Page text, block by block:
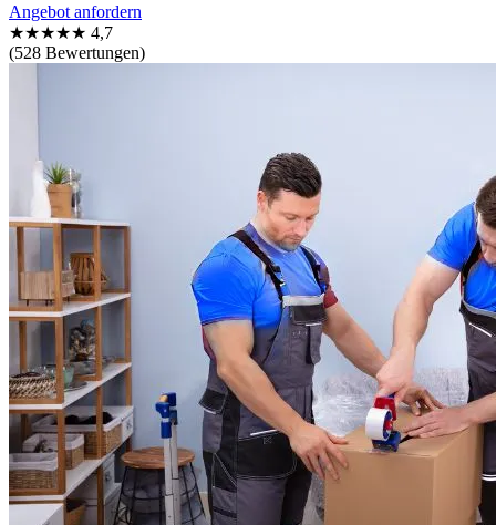
Angebot anfordern
★★★★★ 4,7
(528 Bewertungen)